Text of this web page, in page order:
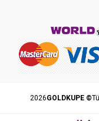
2026GOLDKUPE ©